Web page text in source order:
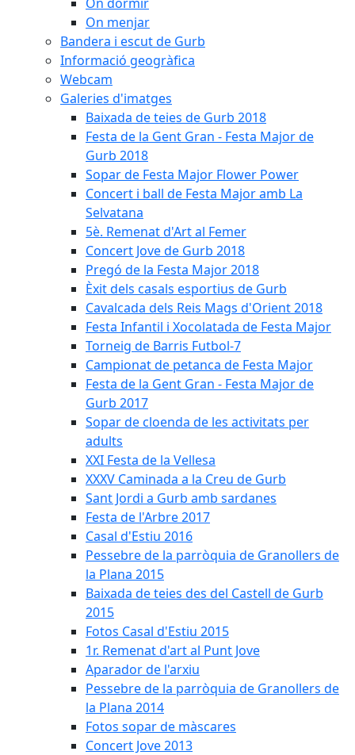
On menjar
Bandera i escut de Gurb
Informació geogràfica
Webcam
Galeries d'imatges
Baixada de teies de Gurb 2018
Festa de la Gent Gran - Festa Major de
Gurb 2018
Sopar de Festa Major Flower Power
Concert i ball de Festa Major amb La
Selvatana
5è. Remenat d'Art al Femer
Concert Jove de Gurb 2018
Pregó de la Festa Major 2018
Èxit dels casals esportius de Gurb
Cavalcada dels Reis Mags d'Orient 2018
Festa Infantil i Xocolatada de Festa Major
Torneig de Barris Futbol-7
Campionat de petanca de Festa Major
Festa de la Gent Gran - Festa Major de
Gurb 2017
Sopar de cloenda de les activitats per
adults
XXI Festa de la Vellesa
XXXV Caminada a la Creu de Gurb
Sant Jordi a Gurb amb sardanes
Festa de l'Arbre 2017
Casal d'Estiu 2016
Pessebre de la parròquia de Granollers de
la Plana 2015
Baixada de teies des del Castell de Gurb
2015
Fotos Casal d'Estiu 2015
1r. Remenat d'art al Punt Jove
Aparador de l'arxiu
Pessebre de la parròquia de Granollers de
la Plana 2014
Fotos sopar de màscares
Concert Jove 2013